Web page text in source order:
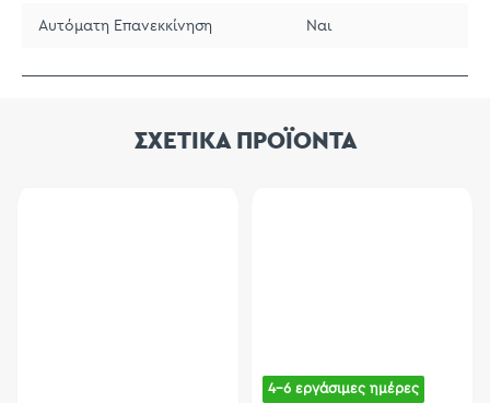
Αυτόματη Επανεκκίνηση Ναι
ΣΧΕΤΙΚΑ ΠΡΟΪΟΝΤΑ
4-6 εργάσιμες ημέρες